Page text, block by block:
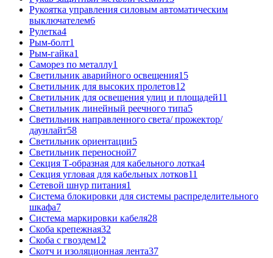
Рукоятка управления силовым автоматическим
выключателем6
Рулетка4
Рым-болт1
Рым-гайка1
Саморез по металлу1
Светильник аварийного освещения15
Светильник для высоких пролетов12
Светильник для освещения улиц и площадей11
Светильник линейный реечного типа5
Светильник направленного света/ прожектор/
даунлайт58
Светильник ориентации5
Светильник переносной7
Секция Т-образная для кабельного лотка4
Секция угловая для кабельных лотков11
Сетевой шнур питания1
Система блокировки для системы распределительного
шкафа7
Система маркировки кабеля28
Скоба крепежная32
Скоба с гвоздем12
Скотч и изоляционная лента37